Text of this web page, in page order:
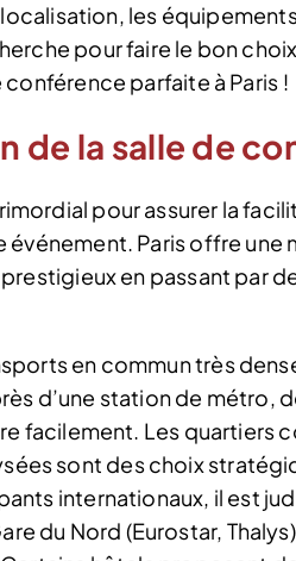
les
pour faire le bon
parfaite à Paris !
de la salle de
pour assurer la
Paris offre une
en passant par
en commun très
d’une station de métro,
facilement. Les quartiers
sont des choix
internationaux, il est
du Nord (Eurostar,